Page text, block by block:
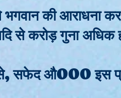
की आराधना
से करोड़ गुना अधिक
औ000 इस